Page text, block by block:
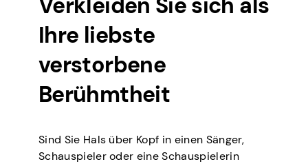
Ihre liebste
verstorbene
Berühmtheit
Sind Sie Hals über Kopf in einen Sänger,
Schauspieler oder eine Schauspielerin